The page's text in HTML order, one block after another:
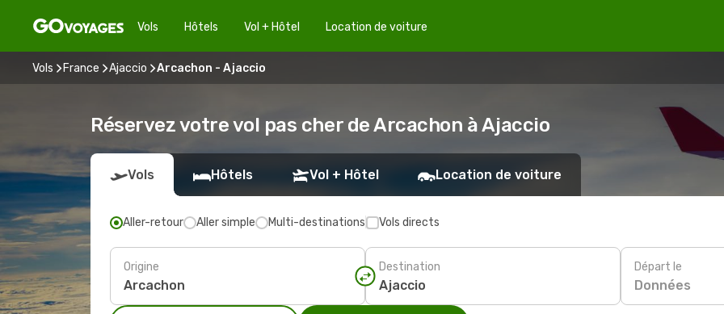
Vols Hôtels Vol + Hôtel Location de voiture
Vols France Ajaccio Arcachon - Ajaccio
Réservez votre vol pas cher de Arcachon à Ajaccio
Vols Hôtels Vol + Hôtel Location de voiture
Aller-retour Aller simple Multi-destinations Vols directs
Origine Destination Départ le
Données